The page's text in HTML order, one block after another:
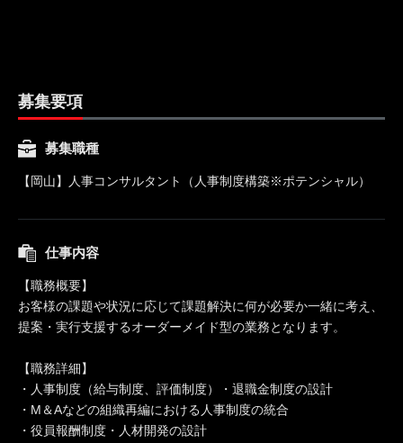
募集要項
募集職種
【岡山】人事コンサルタント（人事制度構築※ポテンシャル）
仕事内容
【職務概要】
お客様の課題や状況に応じて課題解決に何が必要か一緒に考え、
提案・実行支援するオーダーメイド型の業務となります。
【職務詳細】
・人事制度（給与制度、評価制度）・退職金制度の設計
・M＆Aなどの組織再編における人事制度の統合
・役員報酬制度・人材開発の設計